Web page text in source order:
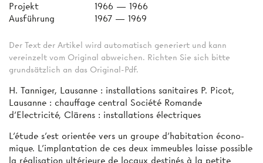
Projekt
1966 — 1966
Ausführung
1967 — 1969
Der Text der Artikel wird automatisch generiert und kann
vereinzelt vom Original abweichen. Richten Sie sich bitte
grundsätzlich an das Original-Pdf.
H. Tanniger, Lausanne : installations sanitaires P. Picot,
Lausanne : chauffage central Société Romande
d'Electricité, Clärens : installations électriques
L'étude s’est orientée vers un groupe d’habitation écono­
mique. L'implantation de ces deux immeubles laisse possible
la réalisation ultérieure de locaux destinés à la petite